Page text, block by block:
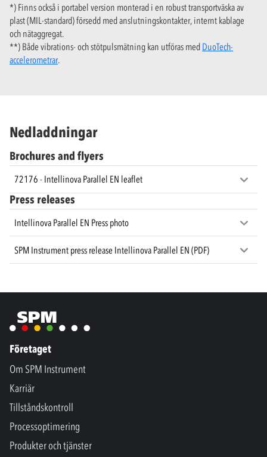
*) Finns också i portabel version monterad i en robust transportväska av
plast (MIL-standard) försedd med anslutningskontakter, internt kablage
och nätaggregat.
**) Både vibrations- och stötpulsmätning kan utföras med DuoTech-
accelerometrar.
Nedladdningar
Brochures and flyers
72176 - Intellinova Parallel EN leaflet
Press releases
Intellinova Parallel EN Press photo
SPM Instrument press release Intellinova Parallel EN (PDF)
Företaget
Om SPM Instrument
Karriär
Tillståndskontroll
Processoptimering
Produkter och tjänster